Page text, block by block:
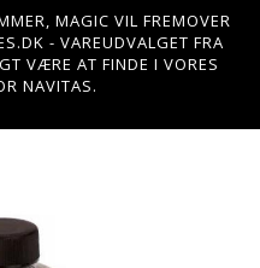
MAGIC VIL FREMOVER
- VAREUDVALGET FRA
VÆRE AT FINDE I VORES
NAVITAS.